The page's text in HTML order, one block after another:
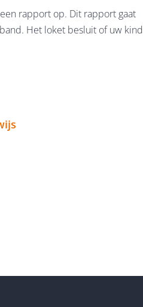
rapport op. Dit rapport gaat
Het loket besluit of uw kind